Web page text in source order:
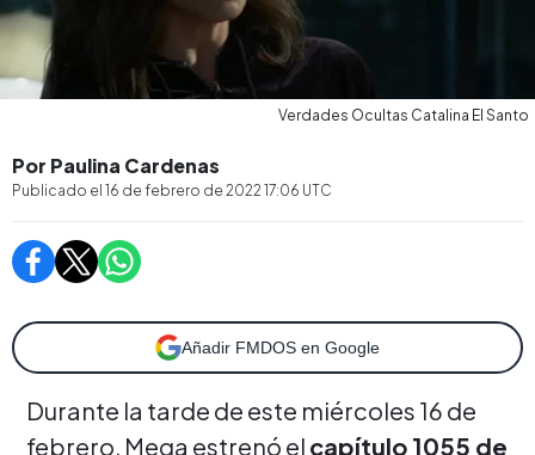
Verdades Ocultas Catalina El Santo
Por Paulina Cardenas
Publicado el 16 de febrero de 2022 17:06 UTC
Añadir FMDOS en Google
Durante la tarde de este miércoles 16 de
febrero, Mega estrenó el capítulo 1055 de